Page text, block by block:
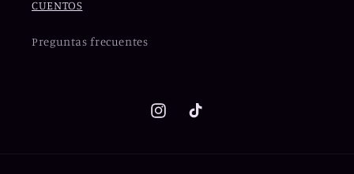
CUENTOS
Preguntas frecuentes
InstagramTikTok